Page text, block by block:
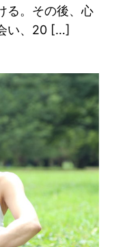
る。その後、心
い、20 […]